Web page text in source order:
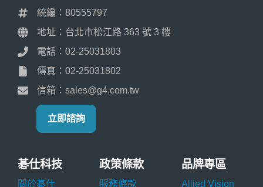
統編：80555797
地址：台北市松江路 363 號 3 樓
電話：02-25031803
傳真：02-25031802
信箱：sales@g4.com.tw
立即諮詢
碁仕科技
關於碁仕
政策條款
服務條款
品牌專區
Allied Vision